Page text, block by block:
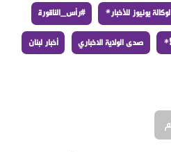
يونيوز للأخبار* #رأس_الناقورة
صدى الولاية الاخباري أخبار لبنان